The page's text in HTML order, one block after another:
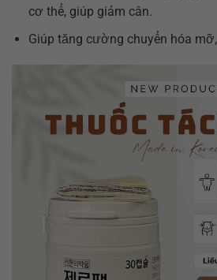
cơ thể, giúp giảm cân.
Giúp tăng cường chuyển hóa